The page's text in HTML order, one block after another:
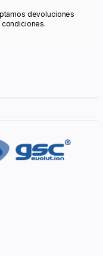
devoluciones